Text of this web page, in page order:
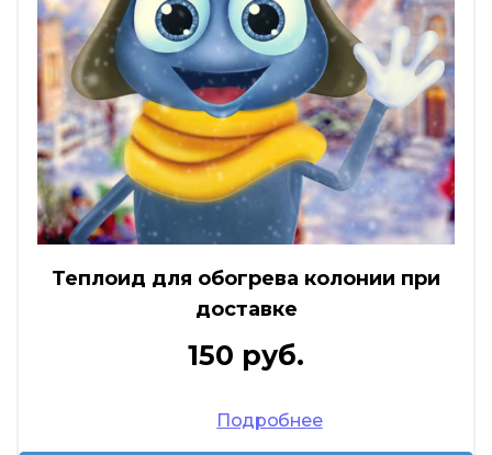
Теплоид для обогрева колонии при
доставке
150 руб.
Подробнее